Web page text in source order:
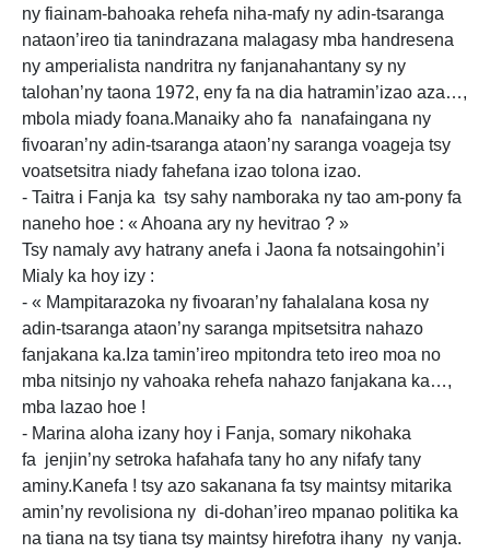
ny fiainam-bahoaka rehefa niha-mafy ny adin-tsaranga
nataon’ireo tia tanindrazana malagasy mba handresena
ny amperialista nandritra ny fanjanahantany sy ny
talohan’ny taona 1972, eny fa na dia hatramin’izao aza…,
mbola miady foana.Manaiky aho fa nanafaingana ny
fivoaran’ny adin-tsaranga ataon’ny saranga voageja tsy
voatsetsitra niady fahefana izao tolona izao.
- Taitra i Fanja ka tsy sahy namboraka ny tao am-pony fa
naneho hoe : « Ahoana ary ny hevitrao ? »
Tsy namaly avy hatrany anefa i Jaona fa notsaingohin’i
Mialy ka hoy izy :
- « Mampitarazoka ny fivoaran’ny fahalalana kosa ny
adin-tsaranga ataon’ny saranga mpitsetsitra nahazo
fanjakana ka.Iza tamin’ireo mpitondra teto ireo moa no
mba nitsinjo ny vahoaka rehefa nahazo fanjakana ka…,
mba lazao hoe !
- Marina aloha izany hoy i Fanja, somary nikohaka
fa jenjin’ny setroka hafahafa tany ho any nifafy tany
aminy.Kanefa ! tsy azo sakanana fa tsy maintsy mitarika
amin’ny revolisiona ny di-dohan’ireo mpanao politika ka
na tiana na tsy tiana tsy maintsy hirefotra ihany ny vanja.